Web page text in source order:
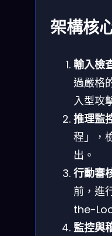
架構核
輸入檢
過嚴格
入型攻
推理監
程」，
出。
行動審
前，進
the-
監控與